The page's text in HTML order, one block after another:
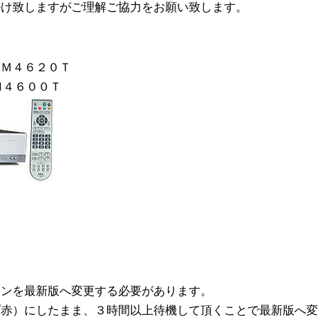
致しますがご理解ご協力をお願い致します。
４６２０Ｔ
００Ｔ
最新版へ変更する必要があります。
）にしたまま、３時間以上待機して頂くことで最新版へ変